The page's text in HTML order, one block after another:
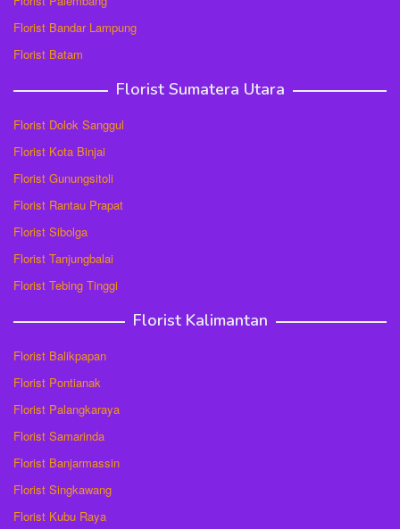
Florist Bandar Lampung
Florist Batam
Florist Sumatera Utara
Florist Dolok Sanggul
Florist Kota Binjai
Florist Gunungsitoli
Florist Rantau Prapat
Florist Sibolga
Florist Tanjungbalai
Florist Tebing Tinggi
Florist Kalimantan
Florist Balikpapan
Florist Pontianak
Florist Palangkaraya
Florist Samarinda
Florist Banjarmassin
Florist Singkawang
Florist Kubu Raya